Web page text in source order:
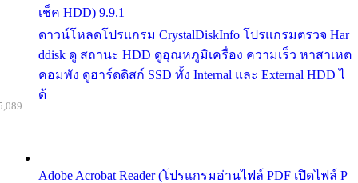
เช็ค HDD) 9.9.1
ดาวน์โหลดโปรแกรม CrystalDiskInfo โปรแกรมตรวจ Har
ddisk ดู สถานะ HDD ดูอุณหภูมิเครื่อง ความเร็ว หาสาเหต
คอมพัง ดูฮาร์ดดิสก์ SSD ทั้ง Internal และ External HDD ไ
ด้
Adobe Acrobat Reader (โปรแกรมอ่านไฟล์ PDF เปิดไฟล์ P